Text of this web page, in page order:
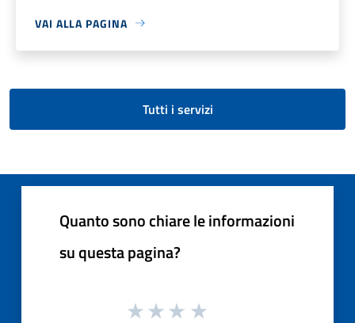
VAI ALLA PAGINA
Tutti i servizi
Quanto sono chiare le informazioni
su questa pagina?